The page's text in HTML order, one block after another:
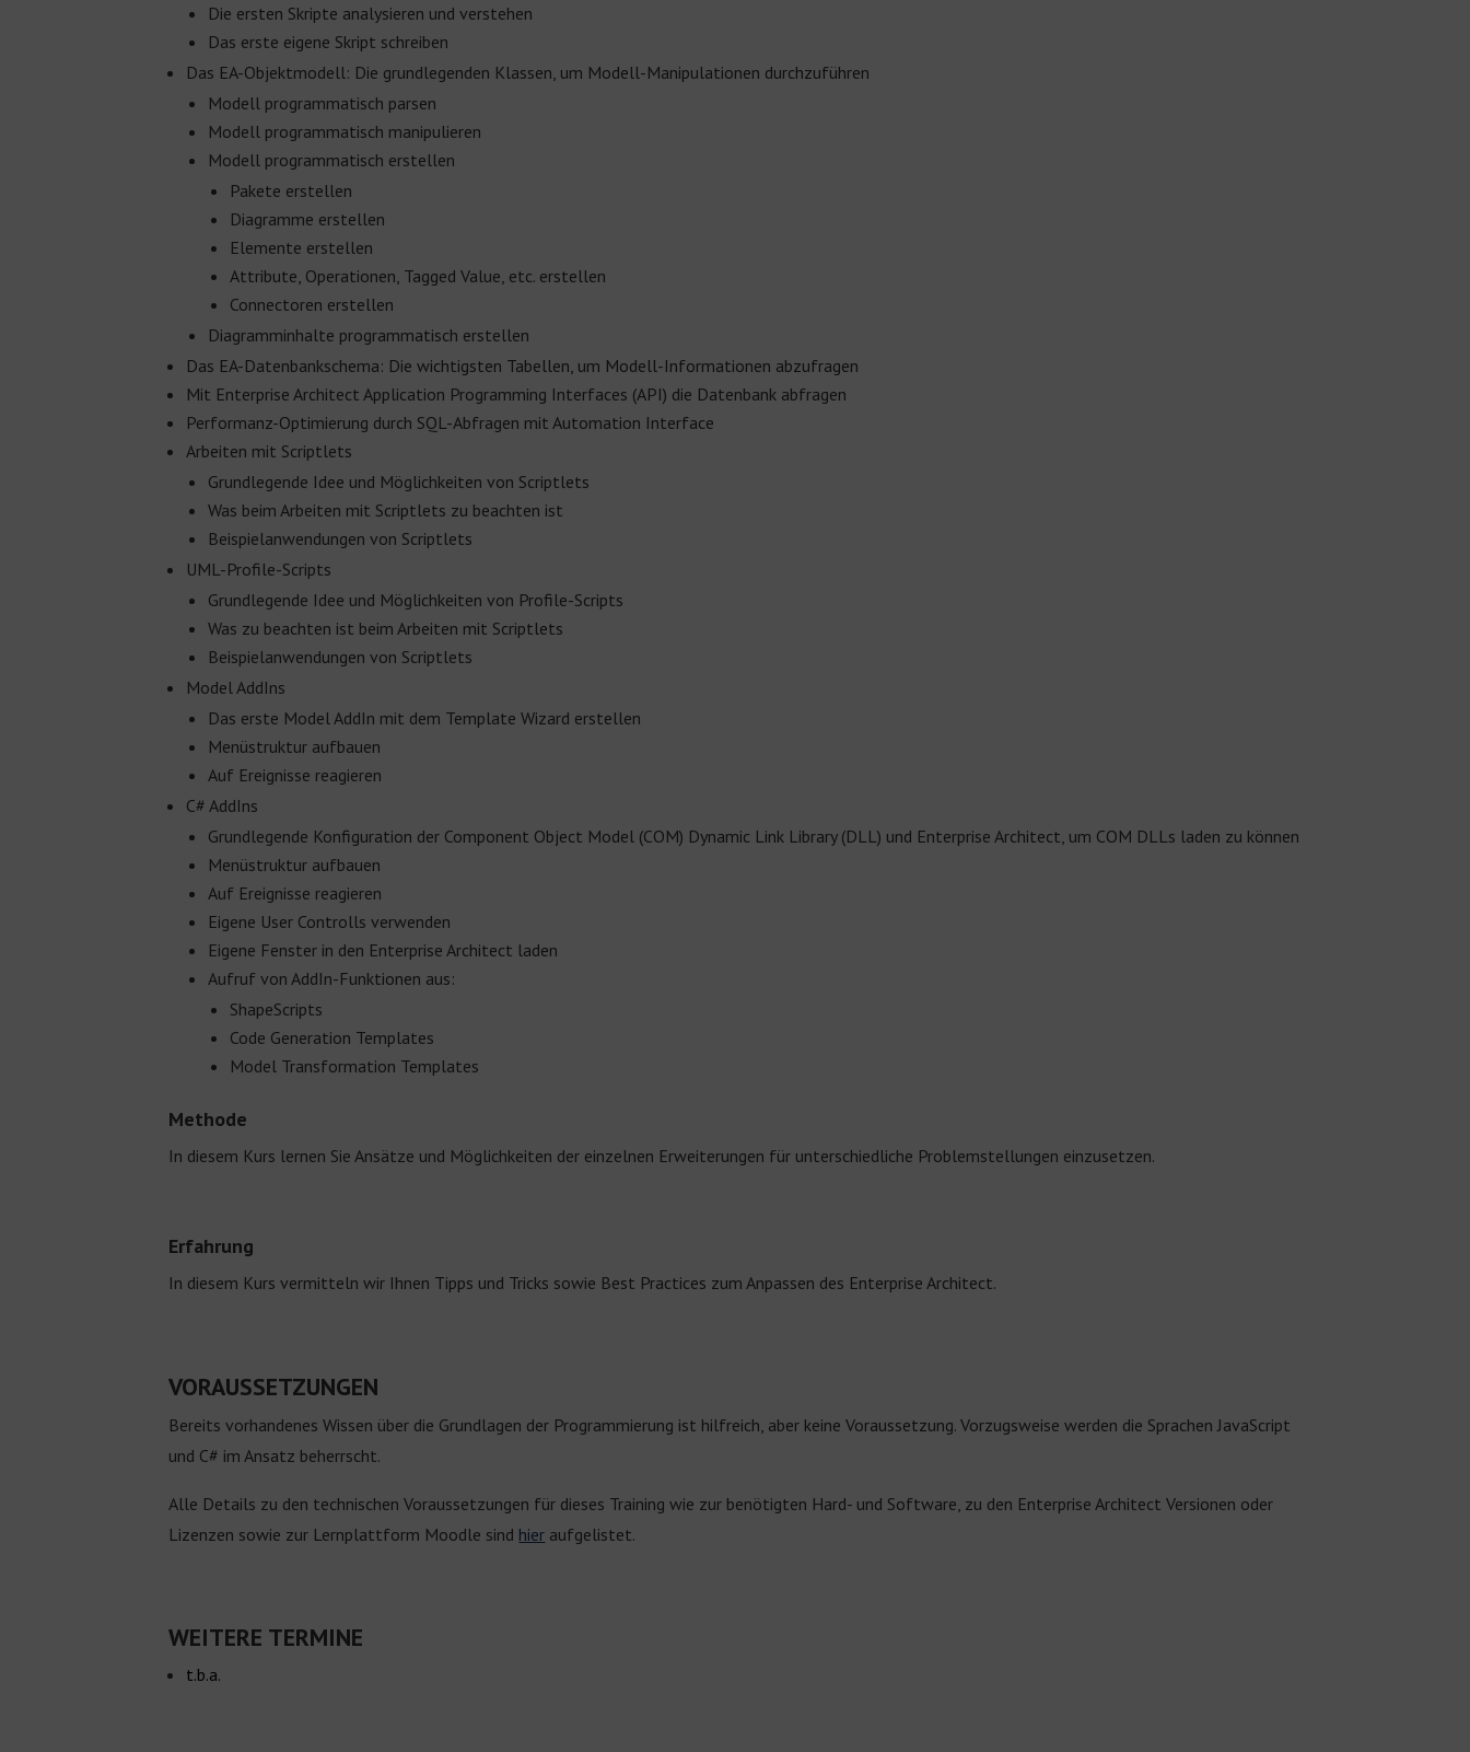
Die ersten Skripte analysieren und verstehen
Das erste eigene Skript schreiben
Das EA-Objektmodell: Die grundlegenden Klassen, um Modell-Manipulationen durchzuführen
Modell programmatisch parsen
Modell programmatisch manipulieren
Modell programmatisch erstellen
Pakete erstellen
Diagramme erstellen
Elemente erstellen
Attribute, Operationen, Tagged Value, etc. erstellen
Connectoren erstellen
Diagramminhalte programmatisch erstellen
Das EA-Datenbankschema: Die wichtigsten Tabellen, um Modell-Informationen abzufragen
Mit Enterprise Architect Application Programming Interfaces (API) die Datenbank abfragen
Performanz-Optimierung durch SQL-Abfragen mit Automation Interface
Arbeiten mit Scriptlets
Grundlegende Idee und Möglichkeiten von Scriptlets
Was beim Arbeiten mit Scriptlets zu beachten ist
Beispielanwendungen von Scriptlets
UML-Profile-Scripts
Grundlegende Idee und Möglichkeiten von Profile-Scripts
Was zu beachten ist beim Arbeiten mit Scriptlets
Beispielanwendungen von Scriptlets
Model AddIns
Das erste Model AddIn mit dem Template Wizard erstellen
Menüstruktur aufbauen
Auf Ereignisse reagieren
C# AddIns
Grundlegende Konfiguration der Component Object Model (COM) Dynamic Link Library (DLL) und Enterprise Architect, um COM DLLs laden zu können
Menüstruktur aufbauen
Auf Ereignisse reagieren
Eigene User Controlls verwenden
Eigene Fenster in den Enterprise Architect laden
Aufruf von AddIn-Funktionen aus:
ShapeScripts
Code Generation Templates
Model Transformation Templates
Methode
In diesem Kurs lernen Sie Ansätze und Möglichkeiten der einzelnen Erweiterungen für unterschiedliche Problemstellungen einzusetzen.
Erfahrung
In diesem Kurs vermitteln wir Ihnen Tipps und Tricks sowie Best Practices zum Anpassen des Enterprise Architect.
VORAUSSETZUNGEN
Bereits vorhandenes Wissen über die Grundlagen der Programmierung ist hilfreich, aber keine Voraussetzung. Vorzugsweise werden die Sprachen JavaScript
und C# im Ansatz beherrscht.
Alle Details zu den technischen Voraussetzungen für dieses Training wie zur benötigten Hard- und Software, zu den Enterprise Architect Versionen oder
Lizenzen sowie zur Lernplattform Moodle sind hier aufgelistet.
WEITERE TERMINE
t.b.a.